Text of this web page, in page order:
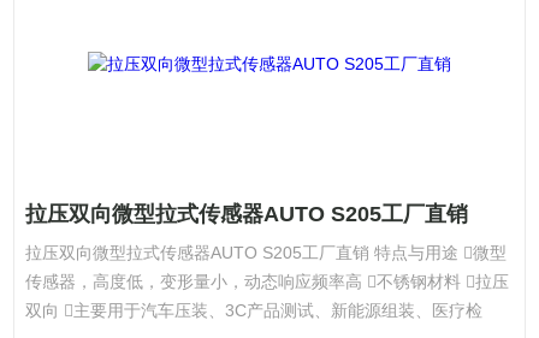
拉压双向微型拉式传感器AUTO S205工厂直销
拉压双向微型拉式传感器AUTO S205工厂直销 特点与用途 微型
传感器，高度低，变形量小，动态响应频率高 不锈钢材料 拉压
双向 主要用于汽车压装、3C产品测试、新能源组装、医疗检